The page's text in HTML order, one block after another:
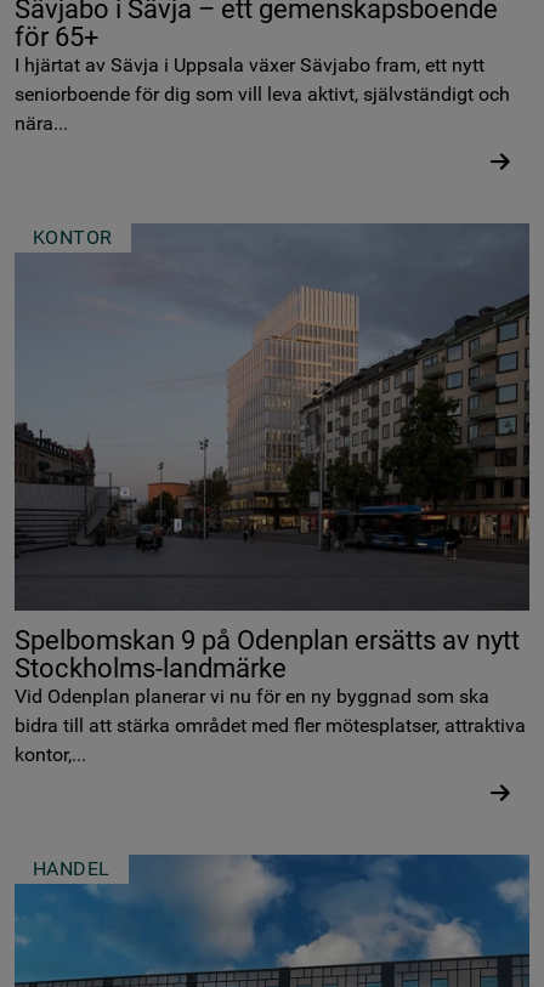
Sävjabo i Sävja – ett gemenskapsboende
för 65+
I hjärtat av Sävja i Uppsala växer Sävjabo fram, ett nytt
seniorboende för dig som vill leva aktivt, självständigt och
nära...
KONTOR
Spelbomskan 9 på Odenplan ersätts av nytt
Stockholms-landmärke
Vid Odenplan planerar vi nu för en ny byggnad som ska
bidra till att stärka området med fler mötesplatser, attraktiva
kontor,...
HANDEL